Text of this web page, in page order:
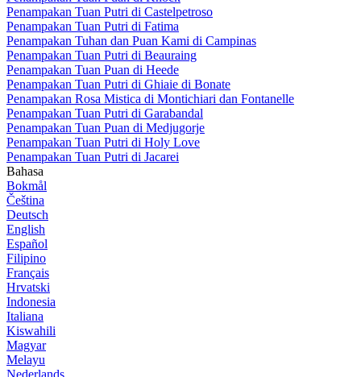
Penampakan Tuan Putri di Castelpetroso
Penampakan Tuan Putri di Fatima
Penampakan Tuhan dan Puan Kami di Campinas
Penampakan Tuan Putri di Beauraing
Penampakan Tuan Puan di Heede
Penampakan Tuan Putri di Ghiaie di Bonate
Penampakan Rosa Mistica di Montichiari dan Fontanelle
Penampakan Tuan Putri di Garabandal
Penampakan Tuan Puan di Medjugorje
Penampakan Tuan Putri di Holy Love
Penampakan Tuan Putri di Jacarei
Bahasa
Bokmål
Čeština
Deutsch
English
Español
Filipino
Français
Hrvatski
Indonesia
Italiana
Kiswahili
Magyar
Melayu
Nederlands